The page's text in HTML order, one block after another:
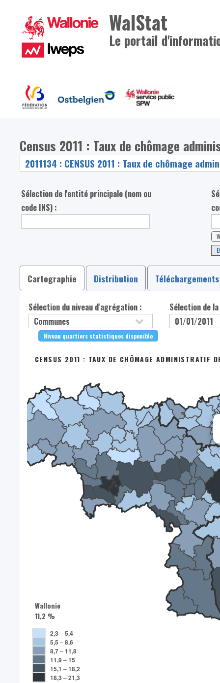
WalStat
Le portail
Census 2011 : Taux de chômage
Sélection de l'entité principale (nom ou
code INS) :
Cartographie Distribution Téléchargements
Sélection du niveau d'agrégation :
Niveau quartiers statistiques disponible
Sélection de
CENSUS 2011 : TAUX DE CHÔMAGE
Wallonie
11,2 %
2,3 –5,4
5,5 –8,6
8,7–11,8
11,9–15
15,1 –18,2
18,3 –21,3